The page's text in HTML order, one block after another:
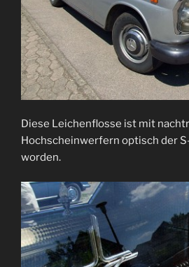
Diese Leichenflosse ist mit
Hochscheinwerfern optisch der
worden.